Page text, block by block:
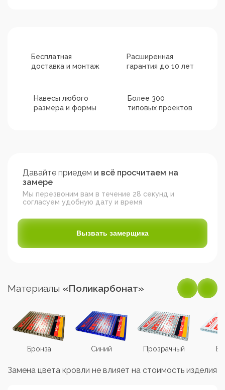
Бесплатная
доставка и монтаж
Расширенная
гарантия до 10 лет
Навесы любого
размера и формы
Более 300
типовых проектов
Давайте приедем и всё просчитаем на
замере
Мы перезвоним вам в течение 28 секунд и
согласуем удобную дату и время
Вызвать замерщика
Материалы «Поликарбонат»
Бронза Синий Прозрачный
Замена цвета кровли не влияет на стоимость изделия